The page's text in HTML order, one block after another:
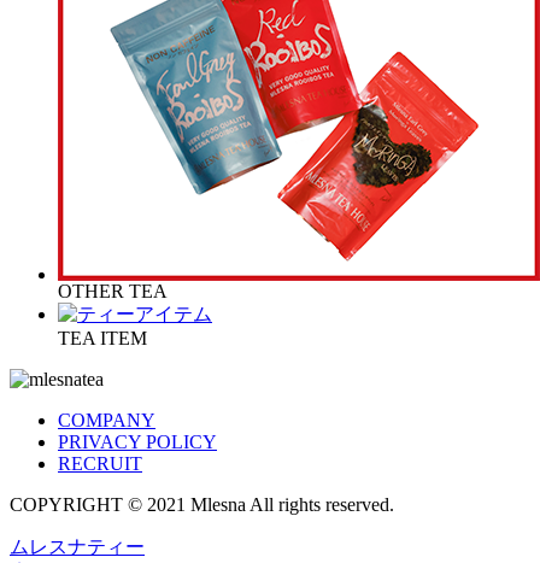
OTHER TEA
TEA ITEM
COMPANY
PRIVACY POLICY
RECRUIT
COPYRIGHT © 2021 Mlesna All rights reserved.
ムレスナティー